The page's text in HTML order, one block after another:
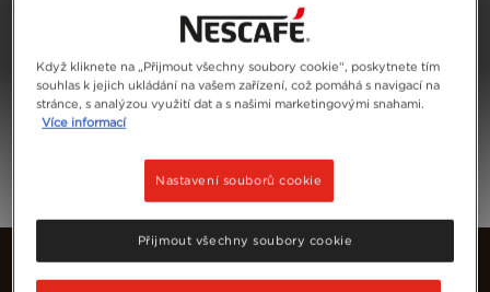
Když kliknete na „Přijmout všechny soubory cookie“, poskytnete tím
souhlas k jejich ukládání na vašem zařízení, což pomáhá s navigací na
stránce, s analýzou využití dat a s našimi marketingovými snahami.
Více informací
Nastavení souborů cookie
Přijmout všechny soubory cookie